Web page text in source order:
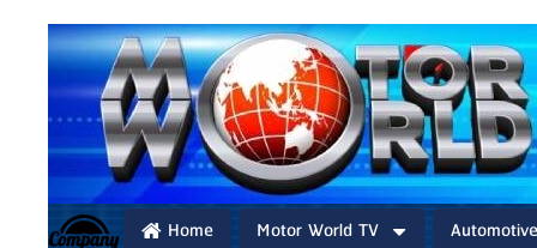
Home Motor World TV